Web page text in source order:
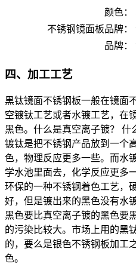
颜色：
不锈钢镜面板品牌：
品牌：
四、加工工艺
黑钛镜面不锈钢板一般在镜面
空镀钛工艺或者水镀工艺，在
黑色。什么是真空离子镀？ 什
镀钛是把不锈钢产品放到一个
色，物理反应更多一些。而水
学水池里面去，化学反应更多
环保的一种不锈钢着色工艺，
好，但是镀出来的黑色没有水
黑色要比真空离子镀的黑色要
的污染比较大。市场上用的黑
的，要么是银色不锈钢板加工
色。